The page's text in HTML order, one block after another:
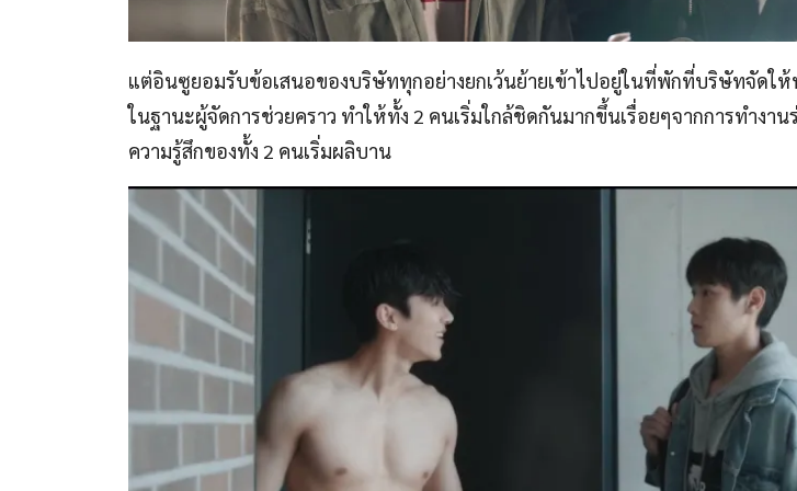
แต่อินซูยอมรับข้อเสนอของบริษัททุกอย่างยกเว้นย้ายเข้าไปอยู่ในที่พักที่บริษัทจัดใ
ในฐานะผู้จัดการช่วยคราว ทำให้ทั้ง 2 คนเริ่มใกล้ชิดกันมากขึ้นเรื่อยๆจากการทำงา
ความรู้สึกของทั้ง 2 คนเริ่มผลิบาน